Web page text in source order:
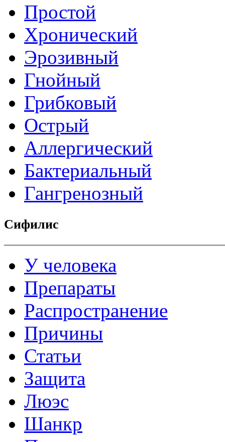
Простой
Хронический
Эрозивный
Гнойный
Грибковый
Острый
Аллергический
Бактериальный
Гангренозный
Сифилис
У человека
Препараты
Распространение
Причины
Статьи
Защита
Люэс
Шанкр